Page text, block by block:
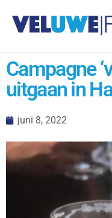
Campagne
uitgaan in
juni 8, 2022